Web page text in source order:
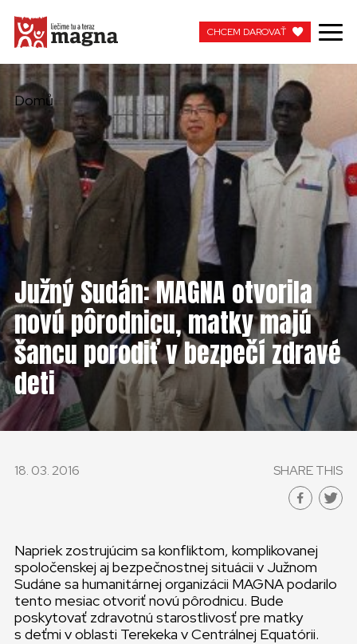
CHCEM DAROVAŤ
MOJA MAGNA
PRACUJTE S NAMI
CHCEM DAROVAŤ
Domů
Južný Sudán: MAGNA otvorila
novú pôrodnicu, matky majú
šancu porodiť v bezpečí zdravé
deti
18. 03. 2016 SHARE THIS
Napriek zostrujúcim sa konfliktom, komplikovanej
spoločenskej aj bezpečnostnej situácii v Južnom
Sudáne sa humanitárnej organizácii MAGNA podarilo
tento mesiac otvoriť novú pôrodnicu. Bude
poskytovať zdravotnú starostlivosť pre matky
s deťmi v oblasti Terekeka v Centrálnej Equatórii.